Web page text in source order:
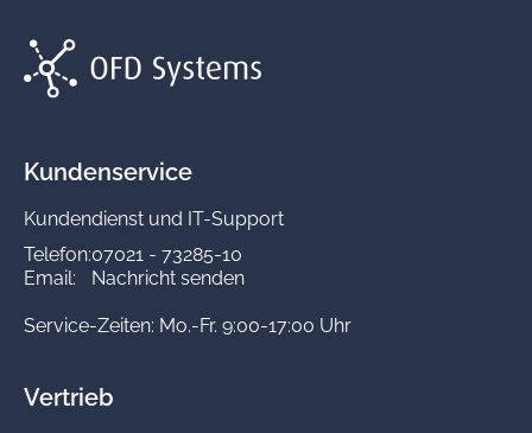
Kundenservice
Kundendienst und IT-Support
Telefon:07021 - 73285-10
Email:
Nachricht senden
Service-Zeiten: Mo.-Fr. 9:00-17:00 Uhr
Vertrieb